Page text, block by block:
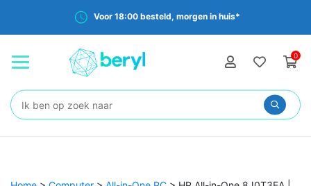
Voor 18:00 besteld, morgen in huis*
0
Zoeken: